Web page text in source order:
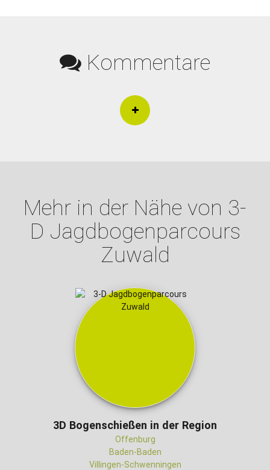
Kommentare
Mehr in der Nähe von 3-
D Jagdbogenparcours
Zuwald
3D Bogenschießen in der Region
Offenburg
Baden-Baden
Villingen-Schwenningen